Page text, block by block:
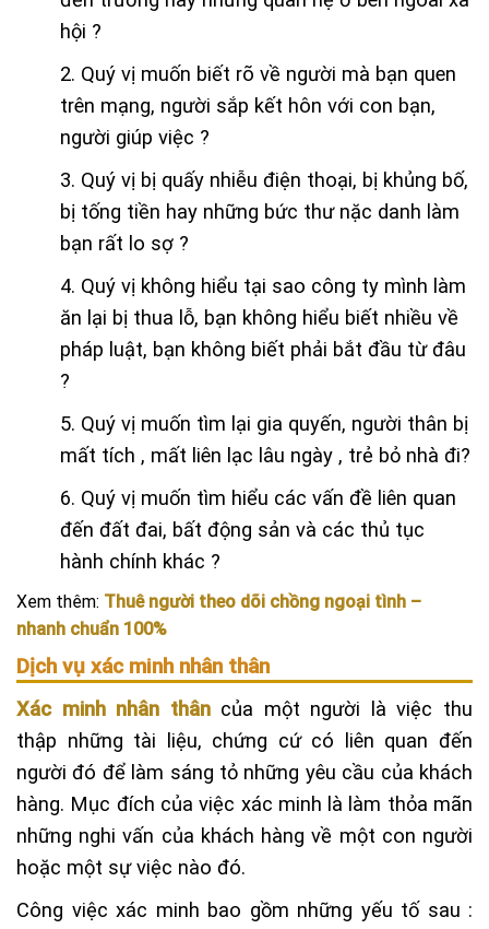
hội ?
2. Quý vị muốn biết rõ về người mà bạn quen
trên mạng, người sắp kết hôn với con bạn,
người giúp việc ?
3. Quý vị bị quấy nhiễu điện thoại, bị khủng bố,
bị tống tiền hay những bức thư nặc danh làm
bạn rất lo sợ ?
4. Quý vị không hiểu tại sao công ty mình làm
ăn lại bị thua lỗ, bạn không hiểu biết nhiều về
pháp luật, bạn không biết phải bắt đầu từ đâu
?
5. Quý vị muốn tìm lại gia quyến, người thân bị
mất tích , mất liên lạc lâu ngày , trẻ bỏ nhà đi?
6. Quý vị muốn tìm hiểu các vấn đề liên quan
đến đất đai, bất động sản và các thủ tục
hành chính khác ?
Xem thêm: Thuê người theo dõi chồng ngoại tình –
nhanh chuẩn 100%
Dịch vụ xác minh nhân thân
Xác minh nhân thâncủa một người là việc thu
thập những tài liệu, chứng cứ có liên quan đến
người đó để làm sáng tỏ những yêu cầu của khách
hàng. Mục đích của việc xác minh là làm thỏa mãn
những nghi vấn của khách hàng về một con người
hoặc một sự việc nào đó.
Công việc xác minh bao gồm những yếu tố sau :